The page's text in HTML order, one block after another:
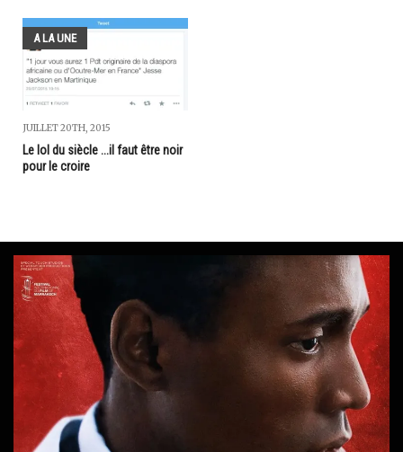
A LA UNE
JUILLET 20TH, 2015
Le lol du siècle ...il faut être noir
pour le croire